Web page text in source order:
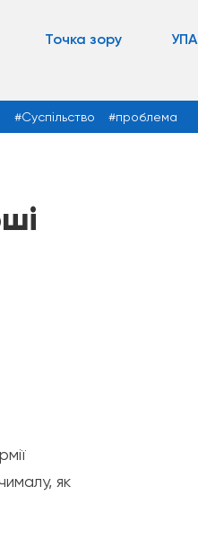
Точка зору УПА
Суспільство проблема
як